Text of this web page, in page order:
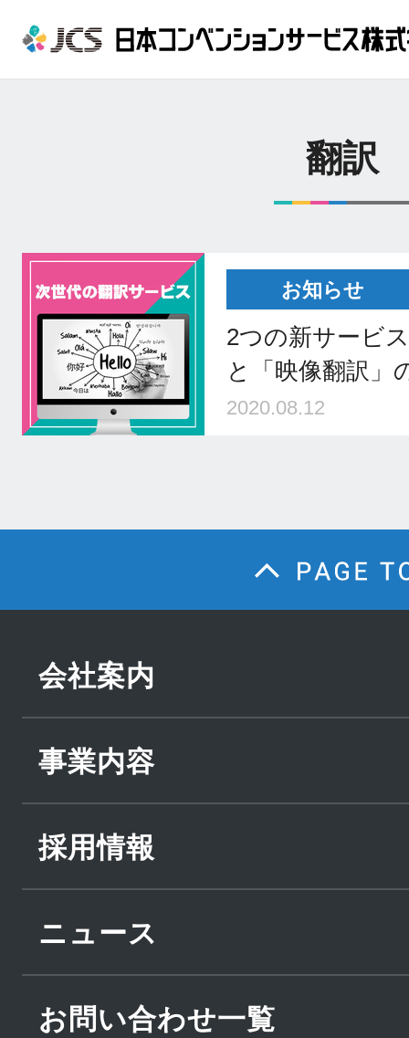
翻訳
お知らせ
2つの新サービ
と「映像翻訳
2020.08.12
会社案内
事業内容
採用情報
ニュース
お問い合わせ一覧